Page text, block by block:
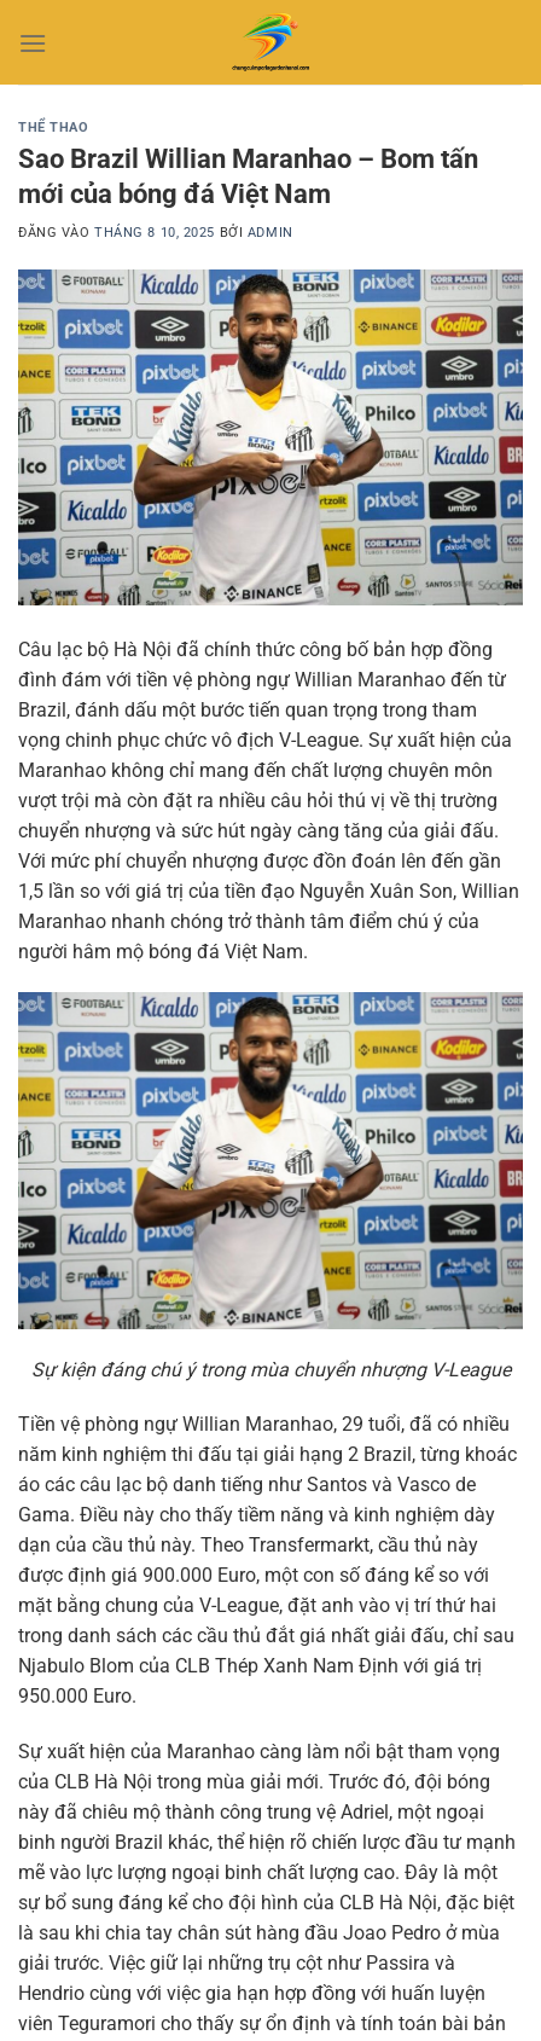
qua
THỂ THAO
Sao Brazil Willian Maranhao – Bom tấn
mới của bóng đá Việt Nam
ĐĂNG VÀOTHÁNG 8 10, 2025 BỞI ADMIN
Câu lạc bộ Hà Nội đã chính thức công bố bản hợp đồng
đình đám với tiền vệ phòng ngự Willian Maranhao đến từ
Brazil, đánh dấu một bước tiến quan trọng trong tham
vọng chinh phục chức vô địch V-League. Sự xuất hiện của
Maranhao không chỉ mang đến chất lượng chuyên môn
vượt trội mà còn đặt ra nhiều câu hỏi thú vị về thị trường
chuyển nhượng và sức hút ngày càng tăng của giải đấu.
Với mức phí chuyển nhượng được đồn đoán lên đến gần
1,5 lần so với giá trị của tiền đạo Nguyễn Xuân Son, Willian
Maranhao nhanh chóng trở thành tâm điểm chú ý của
người hâm mộ bóng đá Việt Nam.
Sự kiện đáng chú ý trong mùa chuyển nhượng V-League
Tiền vệ phòng ngự Willian Maranhao, 29 tuổi, đã có nhiều
năm kinh nghiệm thi đấu tại giải hạng 2 Brazil, từng khoác
áo các câu lạc bộ danh tiếng như Santos và Vasco de
Gama. Điều này cho thấy tiềm năng và kinh nghiệm dày
dạn của cầu thủ này. Theo Transfermarkt, cầu thủ này
được định giá 900.000 Euro, một con số đáng kể so với
mặt bằng chung của V-League, đặt anh vào vị trí thứ hai
trong danh sách các cầu thủ đắt giá nhất giải đấu, chỉ sau
Njabulo Blom của CLB Thép Xanh Nam Định với giá trị
950.000 Euro.
Sự xuất hiện của Maranhao càng làm nổi bật tham vọng
của CLB Hà Nội trong mùa giải mới. Trước đó, đội bóng
này đã chiêu mộ thành công trung vệ Adriel, một ngoại
binh người Brazil khác, thể hiện rõ chiến lược đầu tư mạnh
mẽ vào lực lượng ngoại binh chất lượng cao. Đây là một
sự bổ sung đáng kể cho đội hình của CLB Hà Nội, đặc biệt
là sau khi chia tay chân sút hàng đầu Joao Pedro ở mùa
giải trước. Việc giữ lại những trụ cột như Passira và
Hendrio cùng với việc gia hạn hợp đồng với huấn luyện
viên Teguramori cho thấy sự ổn định và tính toán bài bản